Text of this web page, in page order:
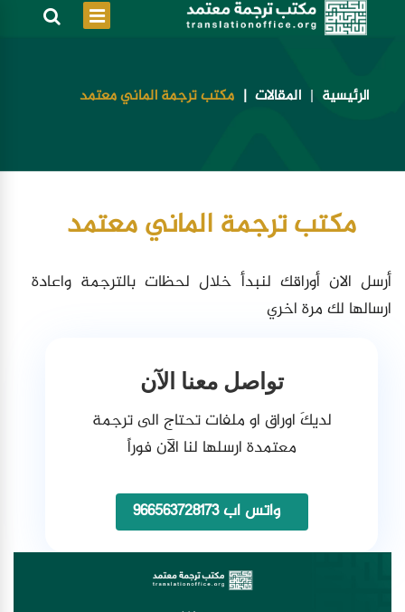
الرئيسية المقالات مكتب ترجمة الماني معتمد
مكتب ترجمة الماني معتمد
أرسل الان أوراقك لنبدأ خلال لحظات بالترجمة واعادة
ارسالها لك مرة اخري
تواصل معنا الآن
لديكَ اوراق او ملفات تحتاج الى ترجمة
معتمدة ارسلها لنا الآن فوراً
واتس اب 966563728173